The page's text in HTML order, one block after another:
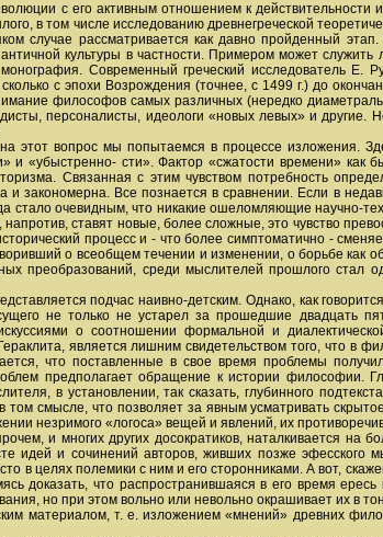
с его активным отношением к
в том числе исследованию древнегреческой
случае рассматривается как давно пройденный
культуры в частности. Примером может
Современный греческий исследователь Е.
с эпохи Возрождения (точнее, с 1499 г.) до
философов самых различных (нередко
персоналисты, идеологи «новых левых» и
этот вопрос мы попытаемся в процессе изложения.
«убыстренно- сти». Фактор «сжатости времени» как
Связанная с этим чувством потребность
и закономерна. Все познается в сравнении. Если в
стало очевидным, что никакие ошеломляющие научно-
ставят новые, более сложные, это чувство
процесс и - что более симптоматично -
о всеобщем течении и изменении, о борьбе как
преобразований, среди мыслителей прошлого стал
подчас наивно-детским. Однако, как
сущего не только не устарел за прошедшие
о соотношении формальной и
является лишним свидетельством того, что в
что поставленные в свое время проблемы
предполагает обращение к истории философии.
в установлении, так сказать, глубинного
смысле, что позволяет за явным усматривать
незримого «логоса» вещей и явлений, их
и многих других досократиков, наталкивается
идей и сочинений авторов, живших позже эфесского
в целях полемики с ним и его сторонниками. А вот,
доказать, что распространившаяся в его время
но при этом вольно или невольно окрашивает их в
материалом, т. е. изложением «мнений» древних